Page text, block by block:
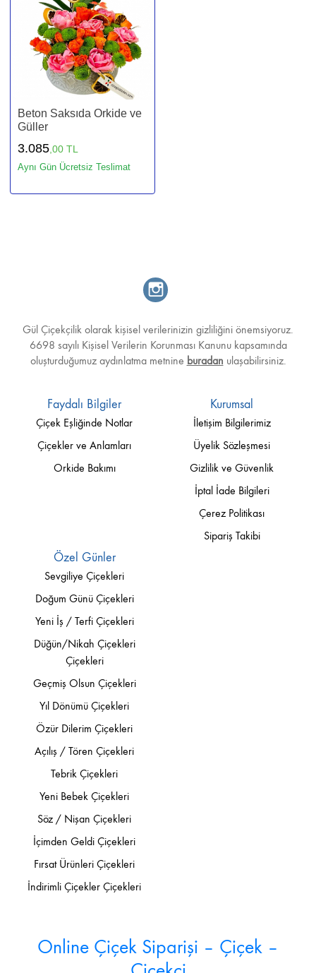
Beton Saksıda Orkide ve
Güller
3.085 ,00 TL
Aynı Gün Ücretsiz Teslimat
Gül Çiçekçilik olarak kişisel verilerinizin gizliliğini önemsiyoruz.
6698 sayılı Kişisel Verilerin Korunması Kanunu kapsamında
oluşturduğumuz aydınlatma metnine buradan ulaşabilirsiniz.
Faydalı Bilgiler
Çiçek Eşliğinde Notlar
Çiçekler ve Anlamları
Orkide Bakımı
Kurumsal
İletişim Bilgilerimiz
Üyelik Sözleşmesi
Gizlilik ve Güvenlik
İptal İade Bilgileri
Çerez Politikası
Sipariş Takibi
Özel Günler
Sevgiliye Çiçekleri
Doğum Günü Çiçekleri
Yeni İş / Terfi Çiçekleri
Düğün/Nikah Çiçekleri
Çiçekleri
Geçmiş Olsun Çiçekleri
Yıl Dönümü Çiçekleri
Özür Dilerim Çiçekleri
Açılış / Tören Çiçekleri
Tebrik Çiçekleri
Yeni Bebek Çiçekleri
Söz / Nişan Çiçekleri
İçimden Geldi Çiçekleri
Fırsat Ürünleri Çiçekleri
İndirimli Çiçekler Çiçekleri
Online Çiçek Siparişi – Çiçek –